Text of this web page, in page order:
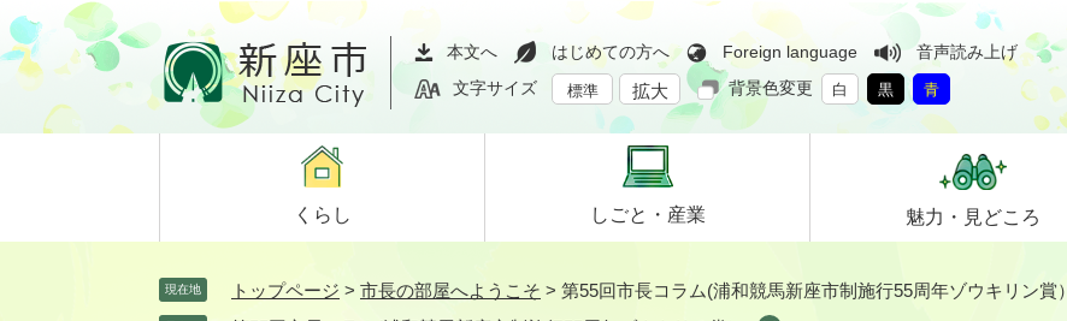
ペ
ー
ジ
メ
ニ
ュ
て
本文へ はじめての方へ Foreign language
音声読み上げ
文字サイズ
標準 拡大 背景色変更 白 黒 青
くらし しごと・ 産業 魅力・ 見どころ
現在地 トップページ > 市長の部屋へようこそ > 第55回市長コラム(浦和競馬新座市制施行55周年ゾウキリン賞）